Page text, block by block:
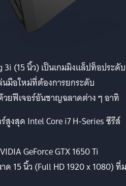
3i (15 นิ้ว) เป็นเกมมิงแล็ปท็อประดับ
นมือใหม่ที่ต้องการยกระดับ
วยฟีเจอร์อันชาญฉลาดต่าง ๆ อาทิ
สูงสุด Intel Core i7 H-Series ซีรีส์
GeForce GTX 1650 Ti
15 นิ้ว (Full HD 1920 x 1080) ที่